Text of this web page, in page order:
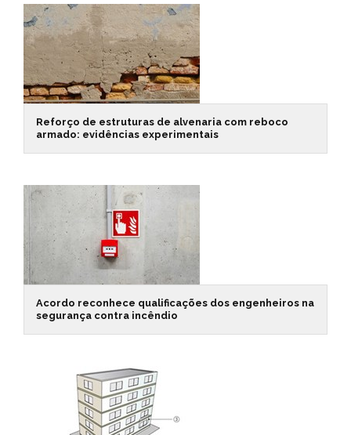
Reforço de estruturas de alvenaria com reboco
armado: evidências experimentais
Acordo reconhece qualificações dos engenheiros na
segurança contra incêndio